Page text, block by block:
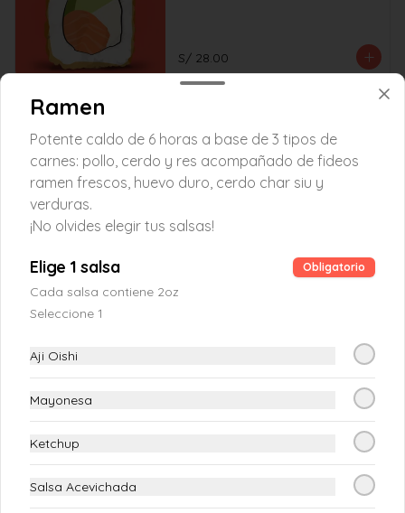
S/ 28.00
Atun fresco, palta, queso crema, y
salmon fresco (12 piezas)
S/ 28.00
S/ 28.00
Langostino crocante, salmon fresco y
Ramen
Potente caldo de 6 horas a base de 3 tipos de
carnes: pollo, cerdo y res acompañado de fideos
ramen frescos, huevo duro, cerdo char siu y
verduras.
¡No olvides elegir tus salsas!
Elige 1 salsa Obligatorio
Cada salsa contiene 2oz
Seleccione 1
Aji Oishi
Mayonesa
Ketchup
Salsa Acevichada